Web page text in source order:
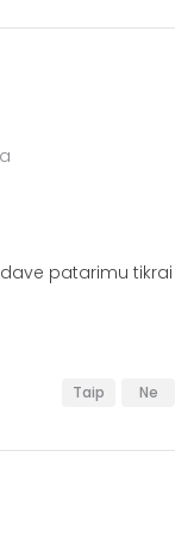
patarimu tikrai
Taip Ne